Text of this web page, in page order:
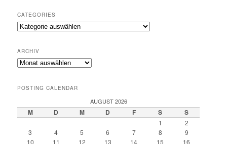
CATEGORIES
Categories
ARCHIV
Archiv
POSTING CALENDAR
AUGUST 2026
M D M D F S S
1
2
3
4 5 6 7 8
9
10
11 12 13 14 15
16